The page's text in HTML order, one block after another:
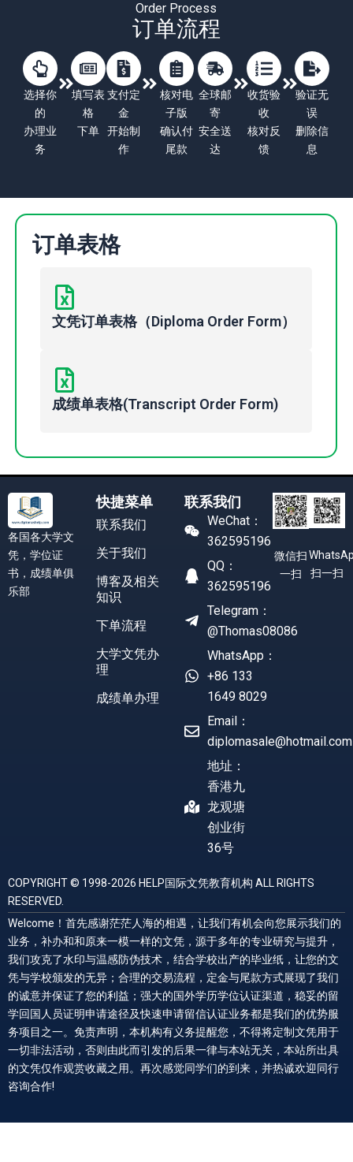
Order Process
订单流程
选择你
的
办理业
务
填写表
格
下单
支付定
金
开始制
作
核对电
子版
确认付
尾款
全球邮
寄
安全送
达
收货验
收
核对反
馈
验证无
误
删除信
息
订单表格
文凭订单表格（Diploma Order Form）
成绩单表格(Transcript Order Form)
各国各大学文
凭，学位证
书，成绩单俱
乐部
快捷菜单
联系我们
关于我们
博客及相关
知识
下单流程
大学文凭办
理
成绩单办理
联系我们
WeChat：
362595196
QQ：
362595196
Telegram：
@Thomas08086
WhatsApp：
+86 133
1649 8029
Email：
diplomasale@hotmail.com
地址：
香港九
龙观塘
创业街
36号
微信扫
一扫
扫一扫
COPYRIGHT © 1998-2026 HELP国际文凭教育机构 ALL RIGHTS
RESERVED.
Welcome！首先感谢茫茫人海的相遇，让我们有机会向您展示我们的
业务，补办和和原来一模一样的文凭，源于多年的专业研究与提升，
我们攻克了水印与温感防伪技术，结合学校出产的毕业纸，让您的文
凭与学校颁发的无异；合理的交易流程，定金与尾款方式展现了我们
的诚意并保证了您的利益；强大的国外学历学位认证渠道，稳妥的留
学回国人员证明申请途径及快速申请留信认证业务都是我们的优势服
务项目之一。免责声明，本机构有义务提醒您，不得将定制文凭用于
一切非法活动，否则由此而引发的后果一律与本站无关，本站所出具
的文凭仅作观赏收藏之用。再次感觉同学们的到来，并热诚欢迎同行
咨询合作!